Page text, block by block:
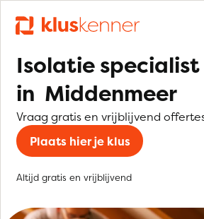
Isolatie
in Middenmeer
Vraag gratis en vrijblijvend
Plaats hier je klus
Altijd gratis en vrijblijvend